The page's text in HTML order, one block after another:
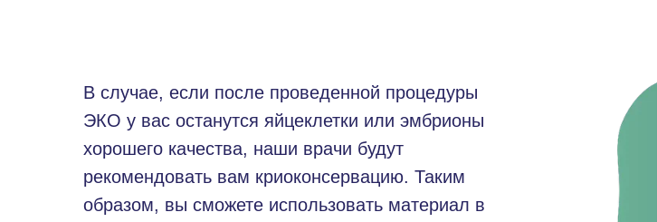
В случае, если после проведенной процедуры
ЭКО у вас останутся яйцеклетки или эмбрионы
хорошего качества, наши врачи будут
рекомендовать вам криоконсервацию. Таким
образом, вы сможете использовать материал в